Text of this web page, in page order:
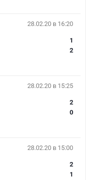
28.02.20 в 16:20
1
2
28.02.20 в 15:25
2
0
28.02.20 в 15:00
2
1